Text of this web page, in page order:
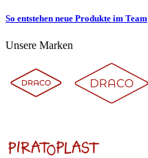
So entstehen neue Produkte im Team
Unsere Marken